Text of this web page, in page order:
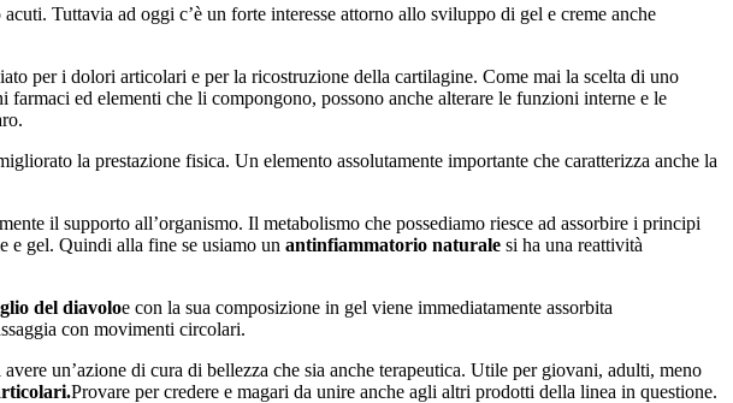
Tuttavia ad oggi c’è un forte interesse attorno allo sviluppo di gel e creme anche
per i dolori articolari e per la ricostruzione della cartilagine. Come mai la scelta di uno
ed elementi che li compongono, possono anche alterare le funzioni interne e le
la prestazione fisica. Un elemento assolutamente importante che caratterizza anche la
il supporto all’organismo. Il metabolismo che possediamo riesce ad assorbire i principi
e gel. Quindi alla fine se usiamo un antinfiammatorio naturale si ha una reattività
del diavoloe con la sua composizione in gel viene immediatamente assorbita
con movimenti circolari.
un’azione di cura di bellezza che sia anche terapeutica. Utile per giovani, adulti, meno
Provare per credere e magari da unire anche agli altri prodotti della linea in questione.